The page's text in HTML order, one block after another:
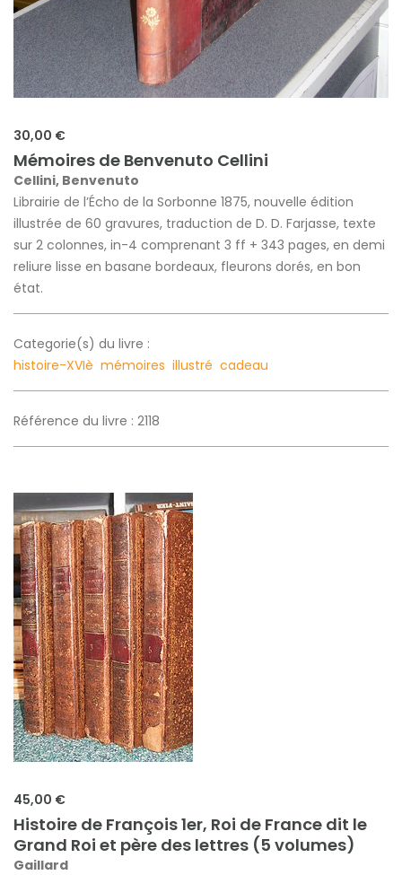
30,00 €
Mémoires de Benvenuto Cellini
Cellini, Benvenuto
Librairie de l’Écho de la Sorbonne 1875, nouvelle édition
illustrée de 60 gravures, traduction de D. D. Farjasse, texte
sur 2 colonnes, in-4 comprenant 3 ff + 343 pages, en demi
reliure lisse en basane bordeaux, fleurons dorés, en bon
état.
Categorie(s) du livre :
histoire-XVIè mémoires illustré cadeau
Référence du livre : 2118
45,00 €
Histoire de François 1er, Roi de France dit le
Grand Roi et père des lettres (5 volumes)
Gaillard